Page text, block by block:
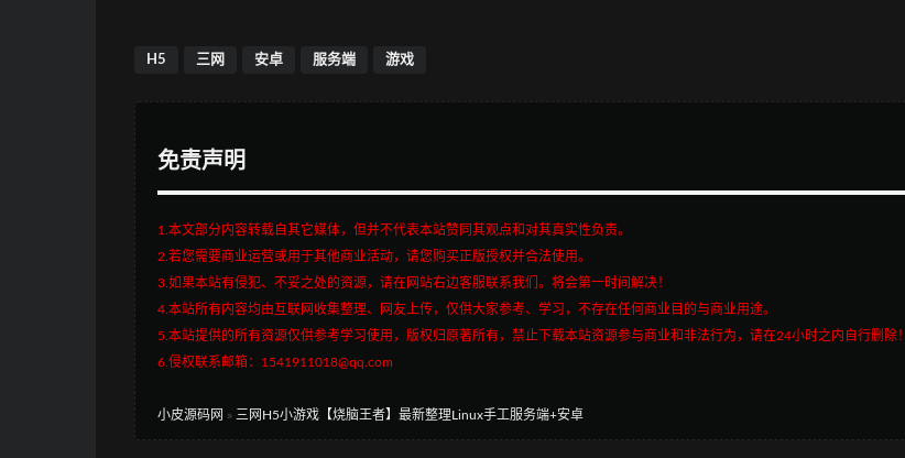
H5 三网 安卓 服务端 游戏
免责声明
1.本文部分内容转载自其它媒体，但并不代表本站赞同其观点和对其真实性负责。
2.若您需要商业运营或用于其他商业活动，请您购买正版授权并合法使用。
3.如果本站有侵犯、不妥之处的资源，请在网站右边客服联系我们。将会第一时间解决！
4.本站所有内容均由互联网收集整理、网友上传，仅供大家参考、学习，不存在任何商业目的与商业用途。
5.本站提供的所有资源仅供参考学习使用，版权归原著所有，禁止下载本站资源参与商业和非法行为，请在24小时之内自行删除！
6.侵权联系邮箱：1541911018@qq.com
小皮源码网 » 三网H5小游戏【烧脑王者】最新整理Linux手工服务端+安卓